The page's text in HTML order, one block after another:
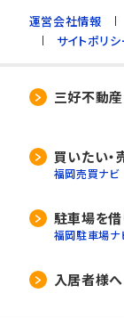
運営会社情報
サイトポリ
三好不動産
買いたい・
福岡売買ナビ
駐車場を借
福岡駐車場ナ
入居者様へ